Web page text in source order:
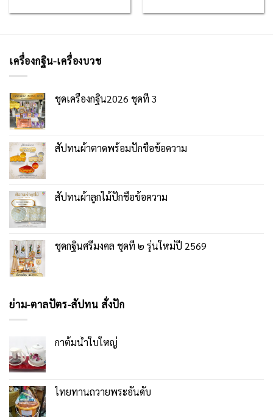
เครื่องกฐิน-เครื่องบวช
ชุดเครื่องกฐิน2026 ชุดที่ 3
สัปทนผ้าตาดพร้อมปักชื่อข้อความ
สัปทนผ้าลูกไม้ปักชื่อข้อความ
ชุดกฐินศรีมงคล ชุดที่ ๒ รุ่นใหม่ปี 2569
ย่าม-ตาลปัตร-สัปทน สั่งปัก
กาต้มน้ำใบใหญ่
ไทยทานถวายพระอันดับ